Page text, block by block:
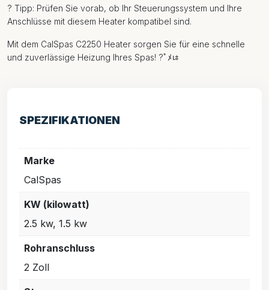
? Tipp: Prüfen Sie vorab, ob Ihr Steuerungssystem und Ihre
Anschlüsse mit diesem Heater kompatibel sind.
Mit dem CalSpas C2250 Heater sorgen Sie für eine schnelle
und zuverlässige Heizung Ihres Spas! ?￰ﾟﾒﾦ
SPEZIFIKATIONEN
Marke
CalSpas
KW (kilowatt)
2.5 kw, 1.5 kw
Rohranschluss
2 Zoll